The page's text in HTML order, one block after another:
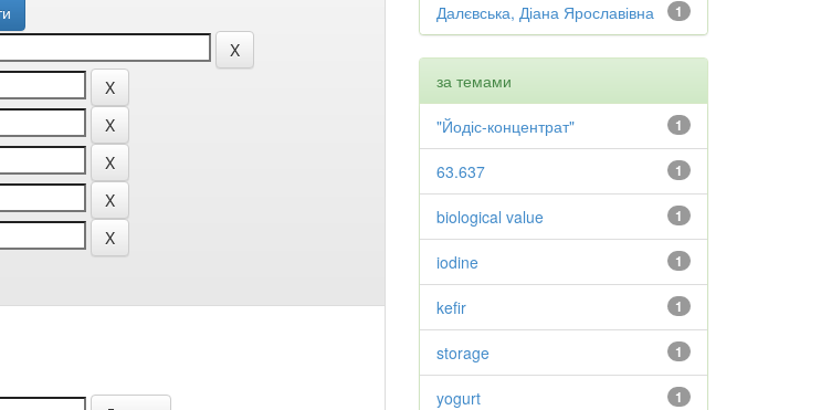
1
Далєвська, Діана Ярославівна
за темами
1
"Йодіс-концентрат"
1
63.637
1
biological value
1
iodine
1
kefir
1
storage
1
yogurt